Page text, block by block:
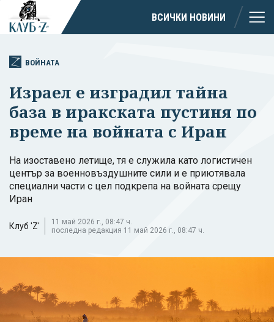
ВСИЧКИ НОВИНИ
ВОЙНАТА
Израел е изградил тайна
база в иракската пустиня по
време на войната с Иран
На изоставено летище, тя е служила като логистичен
център за военновъздушните сили и е приютявала
специални части с цел подкрепа на войната срещу
Иран
Клуб 'Z'
11 май 2026 г., 08:47 ч.
последна редакция 11 май 2026 г., 08:47 ч.